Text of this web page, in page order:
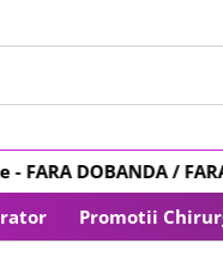
DOBANDA/ FARA
Promotii